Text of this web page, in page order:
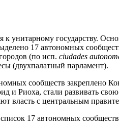
к унитарному государству.
17 автономных
(по исп. ciudades
(двухпалатный парламент).
сообществ закреплено
и Риоха, стали развивать свою
власть с центральным
17 автономных